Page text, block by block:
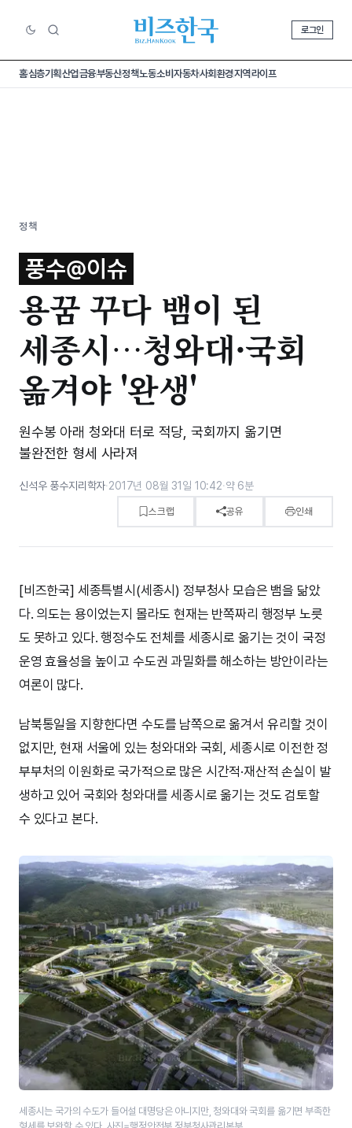
로그인
홈심층기획산업금융부동산정책노동소비 자동차사회환경지역라이프
정책
풍수@이슈
용꿈 꾸다 뱀이 된
세종시…청와대·국회
옮겨야 '완생'
원수봉 아래 청와대 터로 적당, 국회까지 옮기면
불완전한 형세 사라져
신석우 풍수지리학자·2017년 08월 31일 10:42·약 6분
스크랩 공유 인쇄
[비즈한국] 세종특별시(세종시) 정부청사 모습은 뱀을 닮았
다. 의도는 용이었는지 몰라도 현재는 반쪽짜리 행정부 노릇
도 못하고 있다. 행정수도 전체를 세종시로 옮기는 것이 국정
운영 효율성을 높이고 수도권 과밀화를 해소하는 방안이라는
여론이 많다.
남북통일을 지향한다면 수도를 남쪽으로 옮겨서 유리할 것이
없지만, 현재 서울에 있는 청와대와 국회, 세종시로 이전한 정
부부처의 이원화로 국가적으로 많은 시간적·재산적 손실이 발
생하고 있어 국회와 청와대를 세종시로 옮기는 것도 검토할
수 있다고 본다.
세종시는 국가의 수도가 들어설 대명당은 아니지만, 청와대와 국회를 옮기면 부족한